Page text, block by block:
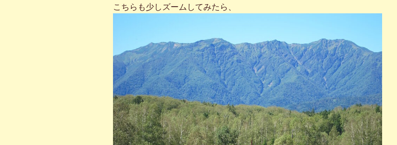
こちらも少しズームしてみたら、